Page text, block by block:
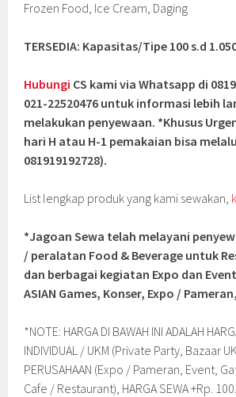
Frozen Food, Ice Cream, Daging
TERSEDIA: Kapasitas/Tipe 100 s.d
Hubungi CS kami via Whatsapp di
021-22520476 untuk informasi lebih
melakukan penyewaan. *Khusus
hari H atau H-1 pemakaian bisa
081919192728).
List lengkap produk yang kami sewakan,
*Jagoan Sewa telah melayani
/ peralatan Food & Beverage untuk
dan berbagai kegiatan Expo dan
ASIAN Games, Konser, Expo /
*NOTE: HARGA DI BAWAH INI ADALAH
INDIVIDUAL / UKM (Private Party, Bazaar
PERUSAHAAN (Expo / Pameran, Event,
Cafe / Restaurant), HARGA SEWA +Rp.